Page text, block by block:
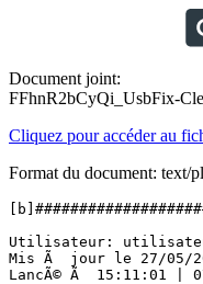
Document joint:
FFhnR2bCyQi_UsbFix-
Cliquez pour accéder au
Format du document: text/
Utilisateur: utilisateur
Mis Ã  jour le 27/05/
LancÃ© Ã  15:11:01 |